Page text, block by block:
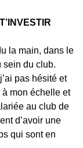
la main, dans le
sein du club.
pas hésité et
à mon échelle et
au club de
d’avoir une
qui sont en